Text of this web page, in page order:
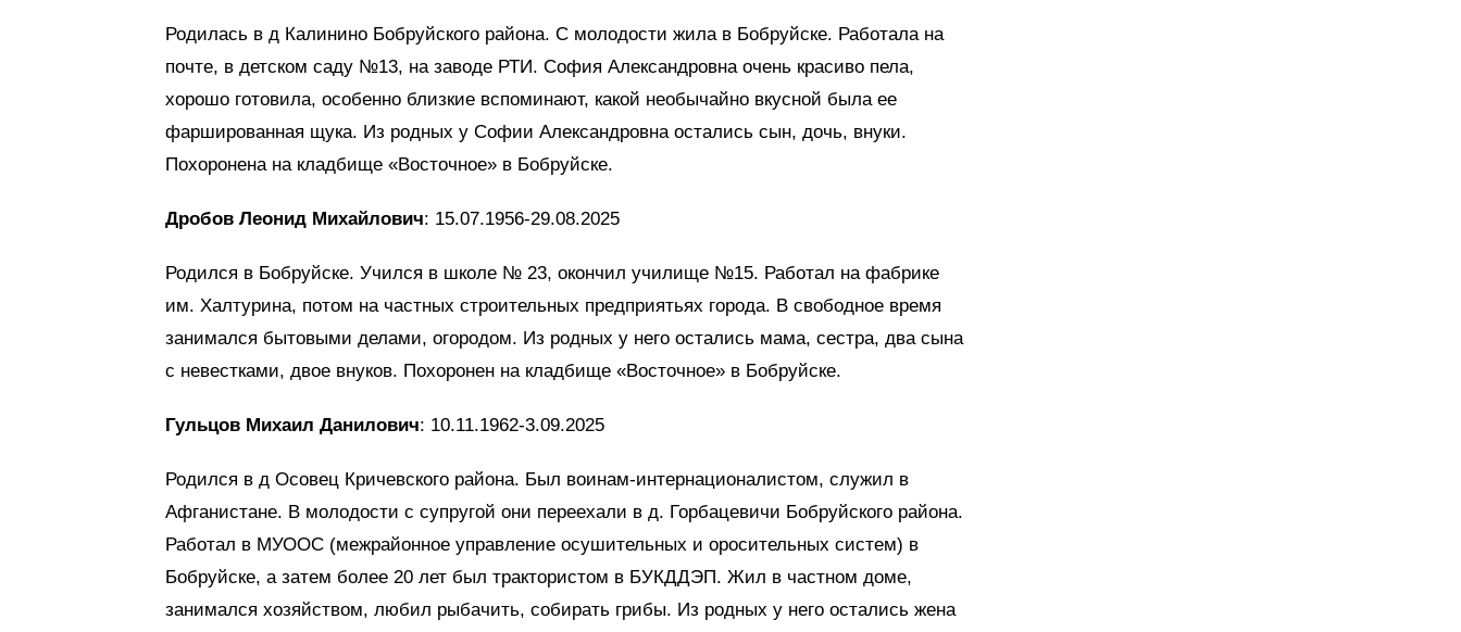
Родилась в д Калинино Бобруйского района. С молодости жила в Бобруйске. Работала на
почте, в детском саду №13, на заводе РТИ. София Александровна очень красиво пела,
хорошо готовила, особенно близкие вспоминают, какой необычайно вкусной была ее
фаршированная щука. Из родных у Софии Александровна остались сын, дочь, внуки.
Похоронена на кладбище «Восточное» в Бобруйске.
Дробов Леонид Михайлович: 15.07.1956-29.08.2025
Родился в Бобруйске. Учился в школе № 23, окончил училище №15. Работал на фабрике
им. Халтурина, потом на частных строительных предприятьях города. В свободное время
занимался бытовыми делами, огородом. Из родных у него остались мама, сестра, два сына
с невестками, двое внуков. Похоронен на кладбище «Восточное» в Бобруйске.
Гульцов Михаил Данилович: 10.11.1962-3.09.2025
Родился в д Осовец Кричевского района. Был воинам-интернационалистом, служил в
Афганистане. В молодости с супругой они переехали в д. Горбацевичи Бобруйского района.
Работал в МУООС (межрайонное управление осушительных и оросительных систем) в
Бобруйске, а затем более 20 лет был трактористом в БУКДДЭП. Жил в частном доме,
занимался хозяйством, любил рыбачить, собирать грибы. Из родных у него остались жена